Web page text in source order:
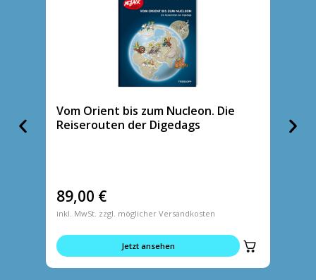
Vom Orient bis zum Nucleon. Die
Reiserouten der Digedags
89,00 €
inkl. MwSt. zzgl. möglicher Versandkosten
Jetzt ansehen